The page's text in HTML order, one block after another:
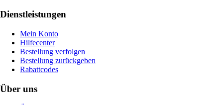
Dienstleistungen
Mein Konto
Hilfecenter
Bestellung verfolgen
Bestellung zurückgeben
Rabattcodes
Über uns